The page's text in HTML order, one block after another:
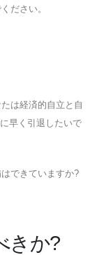
ださい。
は経済的自立と自
早く引退したいで
できていますか?
きか?